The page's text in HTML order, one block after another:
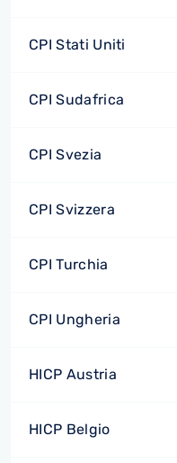
CPI Stati Uniti
CPI Sudafrica
CPI Svezia
CPI Svizzera
CPI Turchia
CPI Ungheria
HICP Austria
HICP Belgio